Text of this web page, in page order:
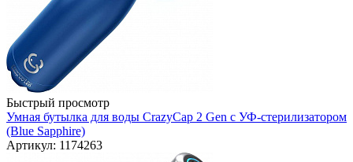
Быстрый просмотр
Умная бутылка для воды CrazyCap 2 Gen с УФ-стерилизатором
(Blue Sapphire)
Артикул: 1174263